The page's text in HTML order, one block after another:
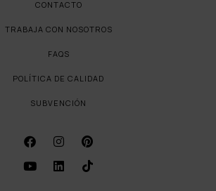
CONTACTO
TRABAJA CON NOSOTROS
FAQS
POLÍTICA DE CALIDAD
SUBVENCIÓN